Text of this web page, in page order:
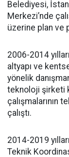
Belediyesi,
Merkezi’nde
üzerine plan ve
2006-2014
altyapı ve
yönelik
teknoloji şirketi
çalışmalarının
çalıştı.
2014-2019
Teknik